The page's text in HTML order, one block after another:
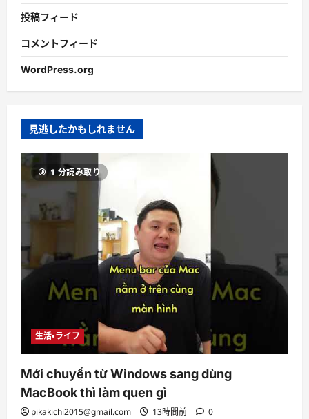
投稿フィード
コメントフィード
WordPress.org
見逃したかもしれません
1 分読み取り
生活・ライフ
Mới chuyển từ Windows sang dùng
MacBook thì làm quen gì
pikakichi2015@gmail.com 13時間前 0